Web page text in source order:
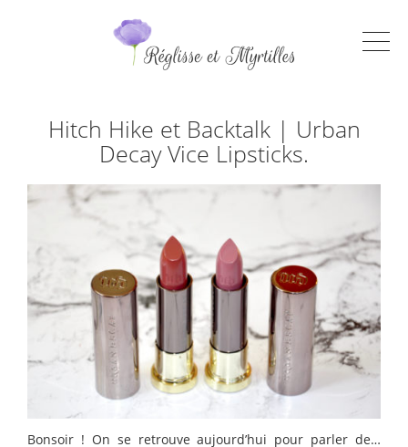
Hitch Hike et Backtalk | Urban
Decay Vice Lipsticks.
Bonsoir ! On se retrouve aujourd’hui pour parler de…